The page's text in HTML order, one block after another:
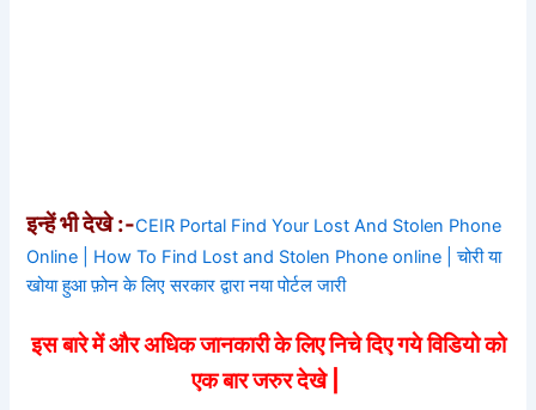
इन्हें भी देखे :-CEIR Portal Find Your Lost And Stolen Phone
Online | How To Find Lost and Stolen Phone online | चोरी या
खोया हुआ फ़ोन के लिए सरकार द्वारा नया पोर्टल जारी
इस बारे में और अधिक जानकारी के लिए निचे दिए गये विडियो को
एक बार जरुर देखे |